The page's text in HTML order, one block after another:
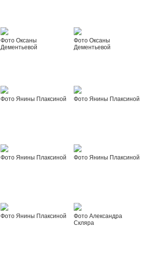
Фото Оксаны
Дементьевой
Фото Оксаны
Дементьевой
Фото Янины Плаксиной Фото Янины Плаксиной
Фото Янины Плаксиной Фото Янины Плаксиной
Фото Янины Плаксиной
Фото Александра
Скляра